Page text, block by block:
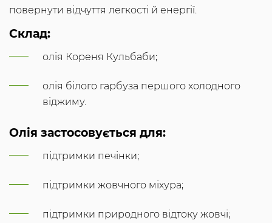
повернути відчуття легкості й енергії.
Склад:
олія Кореня Кульбаби;
олія білого гарбуза першого холодного
віджиму.
Олія застосовується для:
підтримки печінки;
підтримки жовчного міхура;
підтримки природного відтоку жовчі;